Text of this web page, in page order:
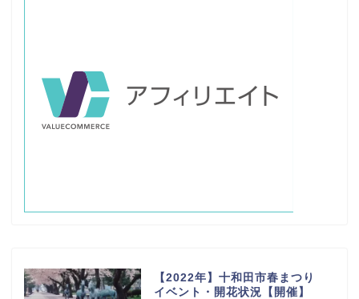
【2022年】十和田市春まつり
イベント・開花状況【開催】